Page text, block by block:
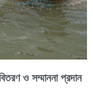
ও সম্মাননা প্রদান